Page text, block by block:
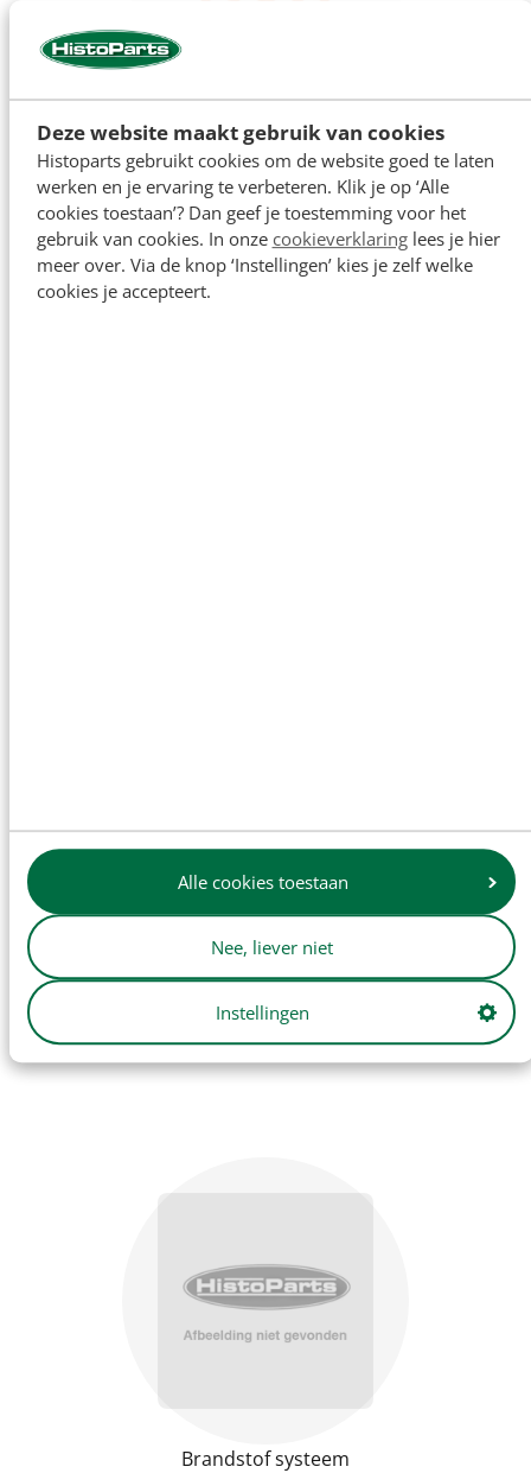
Deze website maakt gebruik van cookies
Histoparts gebruikt cookies om de website goed te laten
werken en je ervaring te verbeteren. Klik je op ‘Alle
cookies toestaan’? Dan geef je toestemming voor het
gebruik van cookies. In onze cookieverklaringlees je hier
meer over. Via de knop ‘Instellingen’ kies je zelf welke
cookies je accepteert.
Alle cookies toestaan
Nee, liever niet
Instellingen
Motoronderdelen
Vooras en besturing
Brandstof systeem